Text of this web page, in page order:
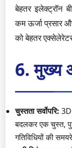
बेहतर इलेक्ट्रॉन
कम ऊर्जा प्रसार
को बेहतर
6. मुख्य
चुस्तता सर्वोपरि:
बदलकर एक चुस्त,
गतिविधियों की